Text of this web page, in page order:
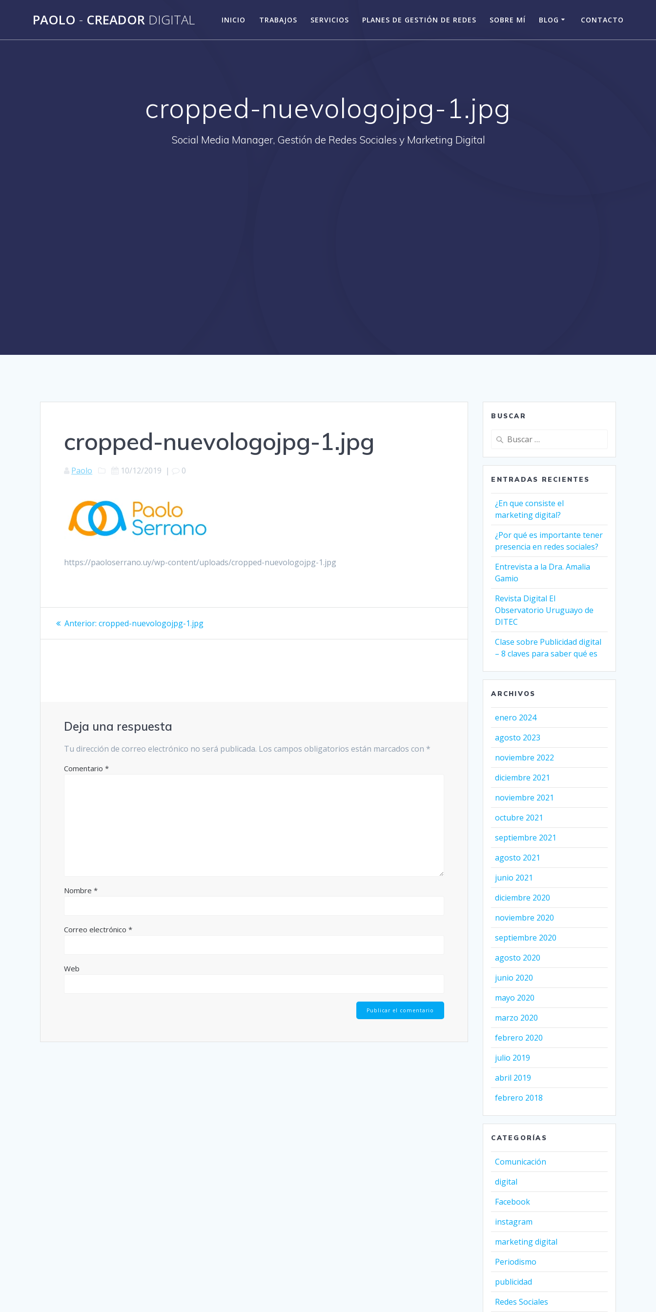
PAOLO - CREADOR DIGITAL INICIO TRABAJOS SERVICIOS PLANES DE GESTIÓN DE REDES SOBRE MÍ BLOG CONTACTO
cropped-nuevologojpg-1.jpg
Social Media Manager, Gestión de Redes Sociales y Marketing Digital
cropped-nuevologojpg-1.jpg
Paolo 10/12/2019 | 0
https://paoloserrano.uy/wp-content/uploads/cropped-nuevologojpg-1.jpg
Navegación
de
Anterior: Entrada
cropped-nuevologojpg-1.jpg
Deja una respuesta
Tu dirección de correo electrónico no será publicada. Los campos obligatorios están marcados con *
Comentario*
Nombre*
Correo electrónico*
Web
BUSCAR
Buscar:
ENTRADAS RECIENTES
¿En que consiste el
marketing digital?
¿Por qué es importante tener
presencia en redes sociales?
Entrevista a la Dra. Amalia
Gamio
Revista Digital El
Observatorio Uruguayo de
DITEC
Clase sobre Publicidad digital
– 8 claves para saber qué es
ARCHIVOS
enero 2024
agosto 2023
noviembre 2022
diciembre 2021
noviembre 2021
octubre 2021
septiembre 2021
agosto 2021
junio 2021
diciembre 2020
noviembre 2020
septiembre 2020
agosto 2020
junio 2020
mayo 2020
marzo 2020
febrero 2020
julio 2019
abril 2019
febrero 2018
CATEGORÍAS
Comunicación
digital
Facebook
instagram
marketing digital
Periodismo
publicidad
Redes Sociales